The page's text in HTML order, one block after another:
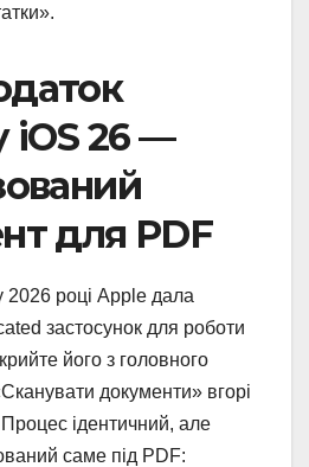
iOS 26 —
для PDF
році Apple дала
застосунок для роботи
його з головного
документи» вгорі
ідентичний, але
саме під PDF: